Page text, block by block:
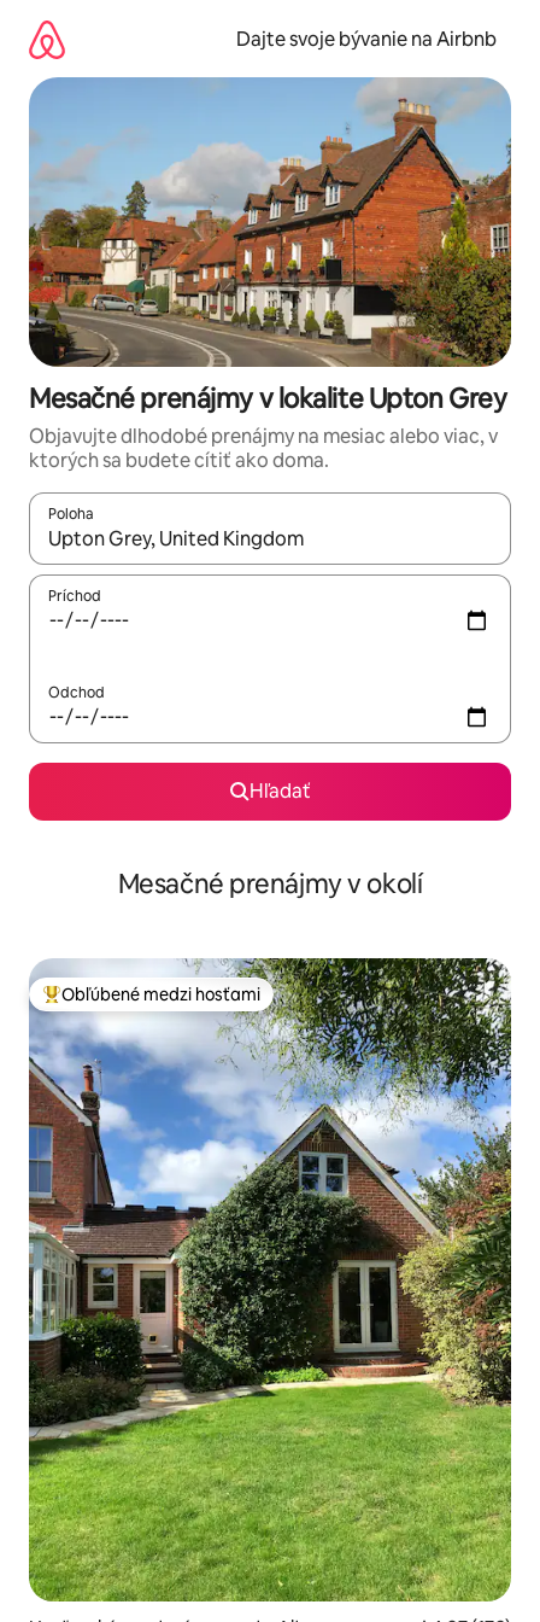
obsah.
Dajte svoje bývanie na Airbnb
Mesačné prenájmy v lokalite Upton Grey
Objavujte dlhodobé prenájmy na mesiac alebo viac, v
ktorých sa budete cítiť ako doma.
Poloha
Keď budú výsledky k dispozícii, môžete si ich prechádzať
Príchod
Odchod
Hľadať
Mesačné prenájmy v okolí
Najobľúbenejšie medzi hosťami
Obľúbené medzi hosťami